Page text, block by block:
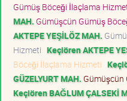
Gümüş Böceği İlaçlama
MAH. Gümüşcün Gümüş
AKTEPE YEŞİLÖZ MAH.
Hizmeti Keçiören AKTEPE
Böceği İlaçlama Hizmeti
GÜZELYURT MAH. Gümüşcün
Keçiören BAĞLUM ÇALSEKİ